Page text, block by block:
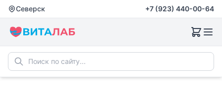
Северск +7 (923) 440-00-64